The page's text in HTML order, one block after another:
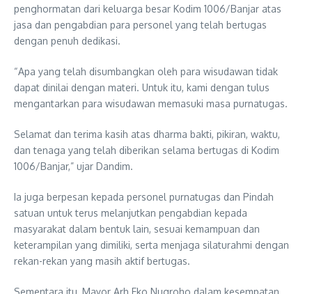
penghormatan dari keluarga besar Kodim 1006/Banjar atas
jasa dan pengabdian para personel yang telah bertugas
dengan penuh dedikasi.
“Apa yang telah disumbangkan oleh para wisudawan tidak
dapat dinilai dengan materi. Untuk itu, kami dengan tulus
mengantarkan para wisudawan memasuki masa purnatugas.
Selamat dan terima kasih atas dharma bakti, pikiran, waktu,
dan tenaga yang telah diberikan selama bertugas di Kodim
1006/Banjar,” ujar Dandim.
Ia juga berpesan kepada personel purnatugas dan Pindah
satuan untuk terus melanjutkan pengabdian kepada
masyarakat dalam bentuk lain, sesuai kemampuan dan
keterampilan yang dimiliki, serta menjaga silaturahmi dengan
rekan-rekan yang masih aktif bertugas.